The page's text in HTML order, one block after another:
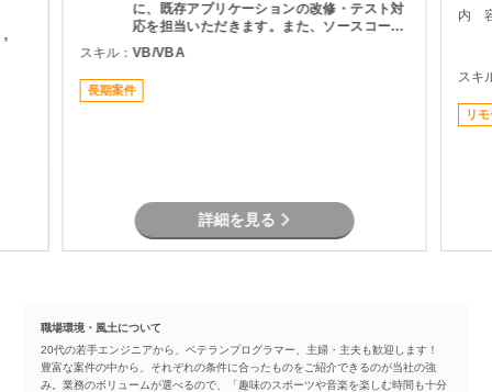
,
に、既存アプリケーションの改修・テスト対
応を担当いただきます。また、ソースコード
管理やチームメンバーとの連携など、開発推
進にも携わっていただくポジションです。
スキル：VB/VBA
長期案件
詳細を見る
内
スキ
リ
職場環境・風土について
20代の若手エンジニアから、ベテランプログラマー、主婦・主夫も歓迎します！
豊富な案件の中から、それぞれの条件に合ったものをご紹介できるのが当社の強
み。業務のボリュームが選べるので、「趣味のスポーツや音楽を楽しむ時間も十分